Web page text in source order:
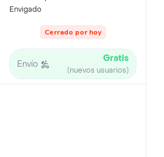
Envigado
Cerrado por hoy
Envío Gratis
(nuevos usuarios)